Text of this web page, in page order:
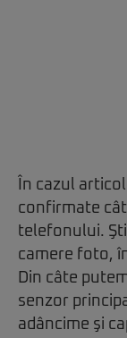
În cazul
confirmate
telefonului.
camere foto,
Din câte
senzor
adâncime şi